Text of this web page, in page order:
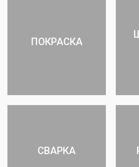
ПОКРАСКА
СВАРКА